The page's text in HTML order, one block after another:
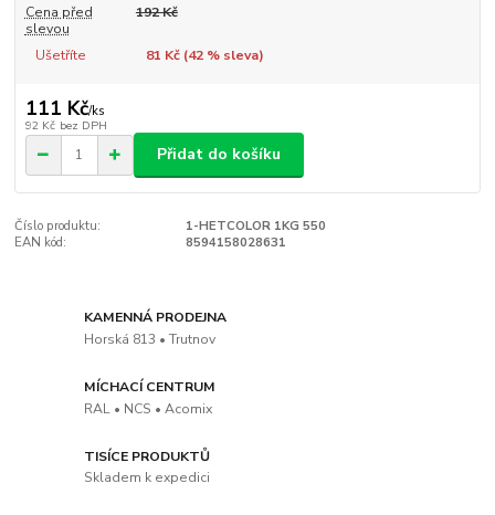
Cena před
slevou
192 Kč
Ušetříte 81 Kč (42% sleva)
111 Kč/ks
92 Kč bez DPH
Přidat do košíku
Číslo produktu:
1-HETCOLOR 1KG 550
EAN kód:
8594158028631
KAMENNÁ PRODEJNA
Horská 813 • Trutnov
MÍCHACÍ CENTRUM
RAL • NCS • Acomix
TISÍCE PRODUKTŮ
Skladem k expedici